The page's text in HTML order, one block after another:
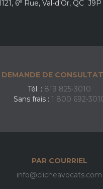
6 Rue, Val-d'Or, QC
DEMANDE DE
Tél. : 819 825-3010
Sans frais : 1 800 692-
PAR COURRIEL
info@clicheavocats.com